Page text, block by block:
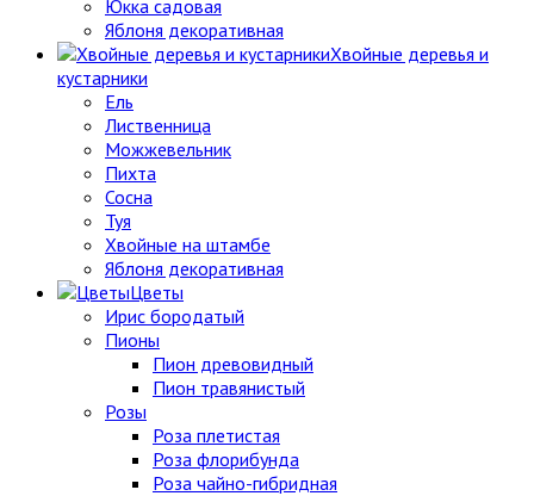
Юкка садовая
Яблоня декоративная
Хвойные деревья и
кустарники
Ель
Лиственница
Можжевельник
Пихта
Сосна
Туя
Хвойные на штамбе
Яблоня декоративная
Цветы
Ирис бородатый
Пионы
Пион древовидный
Пион травянистый
Розы
Роза плетистая
Роза флорибунда
Роза чайно-гибридная